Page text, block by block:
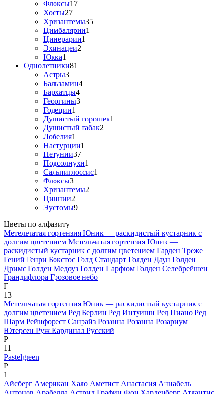
Флоксы17
Хосты27
Хризантемы35
Цимбалярии1
Цинерарии1
Эхинацеи2
Юкка1
Однолетники81
Астры3
Бальзамин4
Бархатцы4
Георгины3
Годеции1
Душистый горошек1
Душистый табак2
Лобелия1
Настурции1
Петунии37
Подсолнухи1
Сальпиглоссис1
Флоксы3
Хризантемы2
Циннии2
Эустомы9
Цветы по алфавиту
Метельчатая гортензия Юник — раскидистый кустарник с
долгим цветением Метельчатая гортензия Юник —
раскидистый кустарник с долгим цветением Гарден Треже
Гений Генри Бокстос Голд Стандарт Голден Даун Голден
Дримс Голден Медоуз Голден Парфюм Голден Селебрейшен
Грандифлора Грозовое небо
Г
13
Метельчатая гортензия Юник — раскидистый кустарник с
долгим цветением Ред Берлин Ред Интуишн Ред Пиано Ред
Шарм Рейнфорест Санрайз Розанна Розанна Розариум
Ютерсен Руж Кардинал Русский
Р
11
Pastelgreen
P
1
Айсберг Американ Хало Аметист Анастасия Аннабель
Антонов Арабелла Астрид Графин Фон Харденберг Атлантис